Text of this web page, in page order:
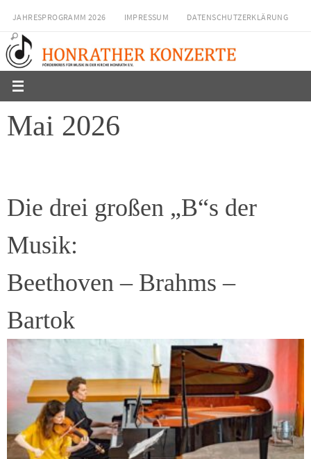
Zum
Inhalt
springen
JAHRESPROGRAMM 2026 IMPRESSUM DATENSCHUTZERKLÄRUNG
Mai 2026
Die drei großen „B“s der
Musik:
Beethoven – Brahms –
Bartok